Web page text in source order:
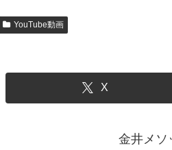
YouTube動画
X
金井メソ